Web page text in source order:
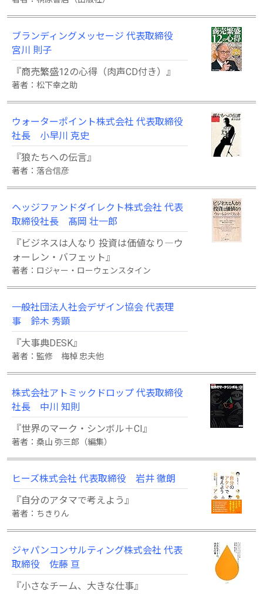
ブランディングメッセージ 代表取締役
宮川 則子
『商売繁盛12の心得（肉声CD付き）』
著者：松下幸之助
ウォーターポイント株式会社 代表取締役
社長 小早川 克史
『狼たちへの伝言』
著者：落合信彦
ヘッジファンドダイレクト株式会社 代表
取締役社長 髙岡 壮一郎
『ビジネスは人なり 投資は価値なり―ウ
ォーレン・バフェット』
著者：ロジャー・ローウェンスタイン
一般社団法人社会デザイン協会 代表理
事 鈴木 秀顕
『大事典DESK』
著者：監修 梅棹 忠夫他
株式会社アトミックドロップ 代表取締役
社長 中川 知則
『世界のマーク・シンボル＋CI』
著者：桑山 弥三郎（編集）
ヒーズ株式会社 代表取締役 岩井 徹朗
『自分のアタマで考えよう』
著者：ちきりん
ジャパンコンサルティング株式会社 代表
取締役 佐藤 亘
『小さなチーム、大きな仕事』